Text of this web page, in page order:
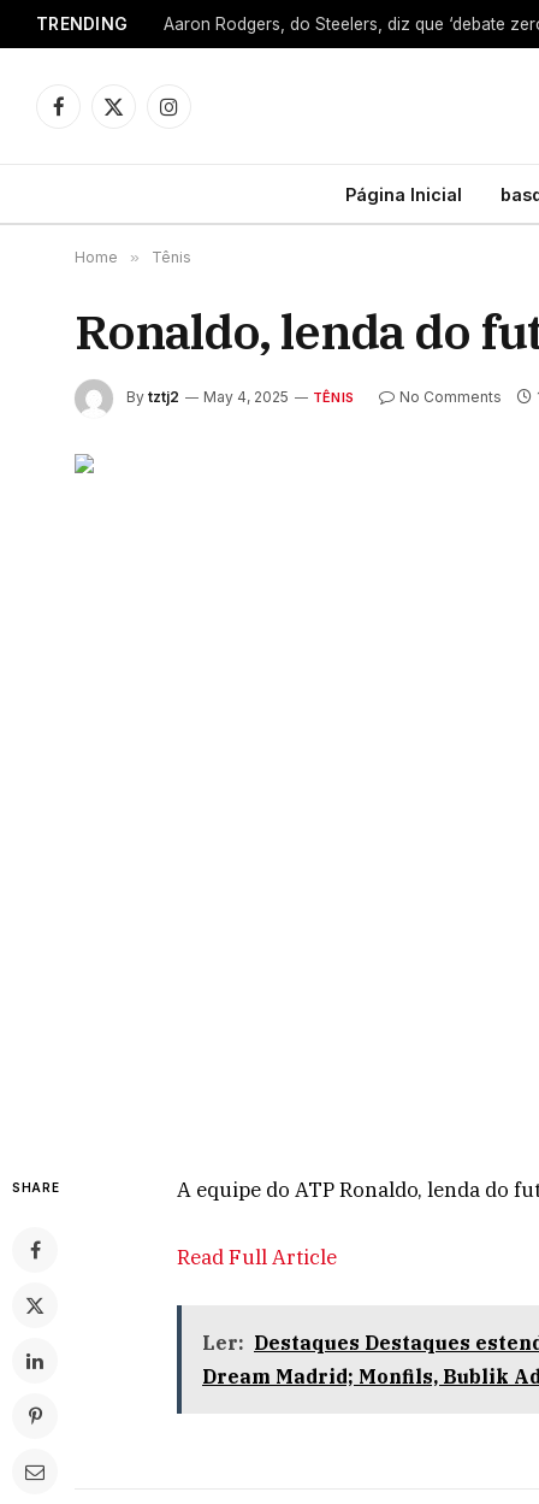
TRENDING
Facebook
X
Instagram
Página Inicial
Home » Tênis
Ronaldo, lenda do
By tztj2 May 4, 2025 TÊNIS No Comments
SHARE A equipe do ATP Ronaldo, lenda do
Read Full Article
Ler: Destaques Destaques
Dream Madrid; Monfils, Bublik